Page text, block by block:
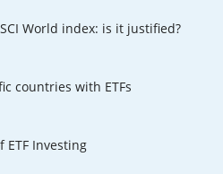
World index: is it justified?
countries with ETFs
ETF Investing